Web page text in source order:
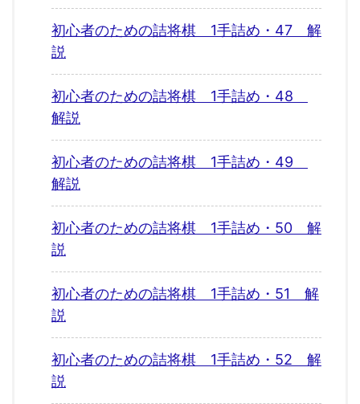
初心者のための詰将棋 1手詰め・47 解
説
初心者のための詰将棋 1手詰め・48
解説
初心者のための詰将棋 1手詰め・49
解説
初心者のための詰将棋 1手詰め・50 解
説
初心者のための詰将棋 1手詰め・51 解
説
初心者のための詰将棋 1手詰め・52 解
説